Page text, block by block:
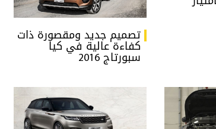
تصميم جديد ومقصورة ذات
كفاءة عالية في كيا
سبورتاج 2016